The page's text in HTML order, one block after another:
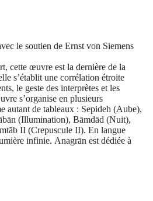
le soutien de Ernst von Siemens
, cette œuvre est la dernière de la
s’établit une corrélation étroite
le geste des interprètes et les
s’organise en plusieurs
autant de tableaux : Sepideh (Aube),
(Illumination), Bāmdād (Nuit),
II (Crepuscule II). En langue
infinie. Anagrān est dédiée à